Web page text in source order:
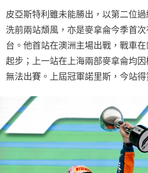
皮亞斯特利雖未能勝出，以第二位
洗前兩站頹風，亦是麥拿侖今季首
台。他首站在澳洲主場出戰，戰車
起步；上一站在上海兩部麥拿侖均
無法出賽。上屆冠軍諾里斯，今站得